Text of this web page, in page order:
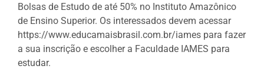
Bolsas de Estudo de até 50% no Instituto Amazônico
de Ensino Superior. Os interessados devem acessar
https://www.educamaisbrasil.com.br/iames para fazer
a sua inscrição e escolher a Faculdade IAMES para
estudar.